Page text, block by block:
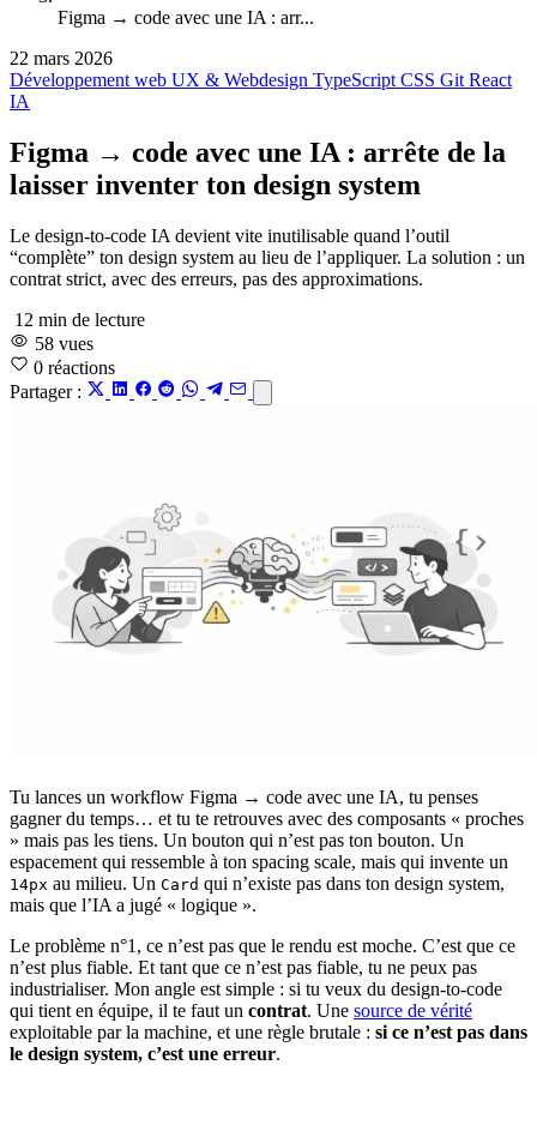
Figma → code avec une IA : arr...
22 mars 2026
Développement web UX & Webdesign TypeScript CSS Git React
IA
Figma → code avec une IA : arrête de la
laisser inventer ton design system
Le design-to-code IA devient vite inutilisable quand l’outil
“complète” ton design system au lieu de l’appliquer. La solution : un
contrat strict, avec des erreurs, pas des approximations.
12 min de lecture
58 vues
0 réactions
Partager :
Tu lances un workflow Figma → code avec une IA, tu penses
gagner du temps… et tu te retrouves avec des composants « proches
» mais pas les tiens. Un bouton qui n’est pas ton bouton. Un
espacement qui ressemble à ton spacing scale, mais qui invente un
14px au milieu. Un Card qui n’existe pas dans ton design system,
mais que l’IA a jugé « logique ».
Le problème n°1, ce n’est pas que le rendu est moche. C’est que ce
n’est plus fiable. Et tant que ce n’est pas fiable, tu ne peux pas
industrialiser. Mon angle est simple : si tu veux du design-to-code
qui tient en équipe, il te faut un contrat. Une source de vérité
exploitable par la machine, et une règle brutale : si ce n’est pas dans
le design system, c’est une erreur.